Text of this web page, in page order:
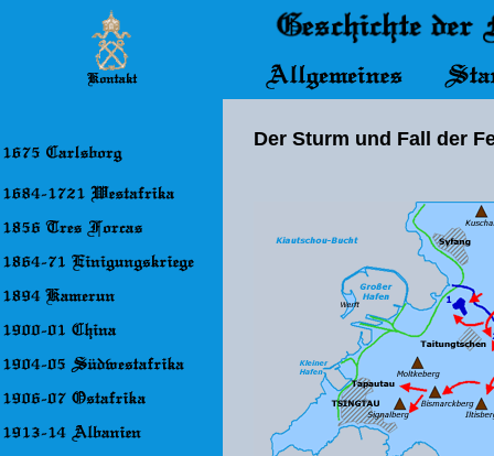
Der Sturm und Fall der